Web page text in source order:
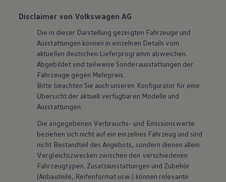
Disclaimer von Volkswagen AG
Die in dieser Darstellung gezeigten Fahrzeuge und
Ausstattungen können in einzelnen Details vom
aktuellen deutschen Lieferprogramm abweichen.
Abgebildet sind teilweise Sonderausstattungen der
Fahrzeuge gegen Mehrpreis.
Bitte beachten Sie auch unseren Konfigurator für eine
Übersicht der aktuell verfügbaren Modelle und
Ausstattungen.
Die angegebenen Verbrauchs- und Emissionswerte
beziehen sich nicht auf ein einzelnes Fahrzeug und sind
nicht Bestandteil des Angebots, sondern dienen allein
Vergleichszwecken zwischen den verschiedenen
Fahrzeugtypen. Zusatzausstattungen und Zubehör
(Anbauteile, Reifenformat usw.) können relevante